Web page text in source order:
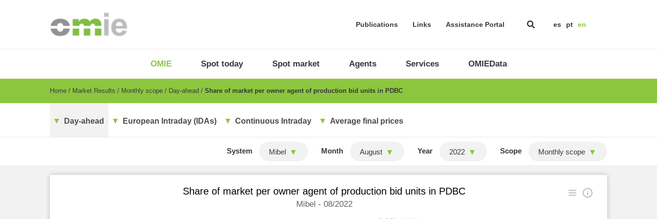
Publications Links Assistance Portal es pt en
EN
OMIE Spot today Spot market Agents Services OMIEData
Breadcrumb
Home Market Results Monthly scope Day-ahead Share of market per owner agent of production bid units in PDBC
Day-ahead European Intraday (IDAs) Continuous Intraday Average final prices
System Mibel Month August Year 2022 Scope Monthly scope
Share of market per owner agent of production bid units in PDBC
Mibel - 08/2022